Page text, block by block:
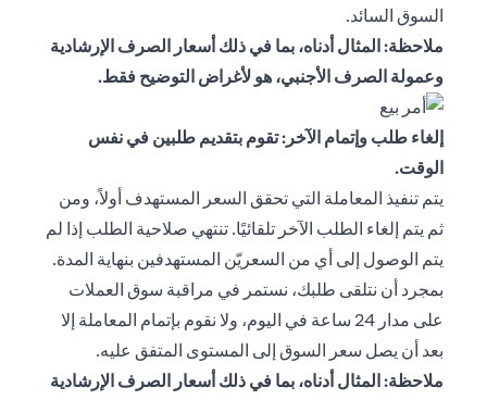
السوق السائد.
ملاحظة: المثال أدناه، بما في ذلك أسعار الصرف الإرشادية
وعمولة الصرف الأجنبي، هو لأغراض التوضيح فقط.
إلغاء طلب وإتمام الآخر: تقوم بتقديم طلبين في نفس
الوقت.
يتم تنفيذ المعاملة التي تحقق السعر المستهدف أولاً، ومن
ثم يتم إلغاء الطلب الآخر تلقائيًا. تنتهي صلاحية الطلب إذا لم
يتم الوصول إلى أي من السعريّن المستهدفين بنهاية المدة.
بمجرد أن نتلقى طلبك، نستمر في مراقبة سوق العملات
على مدار 24 ساعة في اليوم، ولا نقوم بإتمام المعاملة إلا
بعد أن يصل سعر السوق إلى المستوى المتفق عليه.
ملاحظة: المثال أدناه، بما في ذلك أسعار الصرف الإرشادية